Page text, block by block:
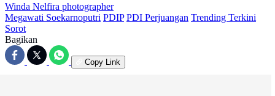
Winda Nelfira photographer
Megawati Soekarnoputri PDIP PDI Perjuangan Trending Terkini
Sorot
Bagikan
Copy Link